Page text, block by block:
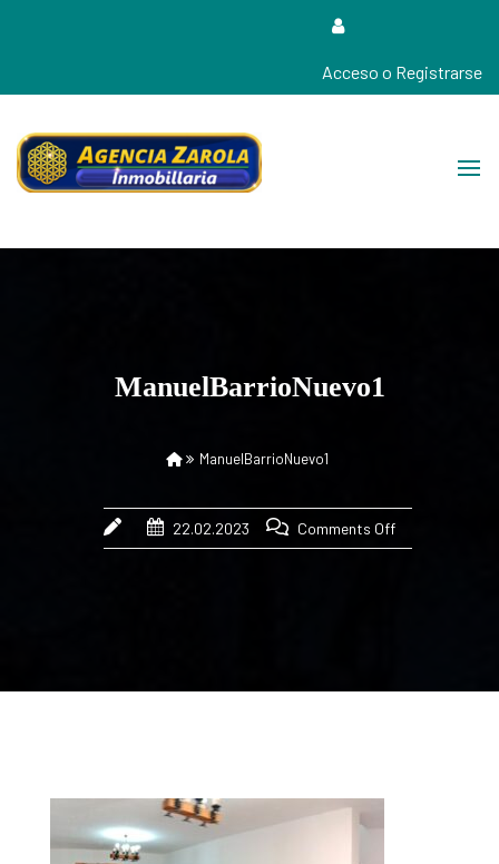
Acceso o Registrarse
ManuelBarrioNuevo1
ManuelBarrioNuevo1
22.02.2023 Comments Off